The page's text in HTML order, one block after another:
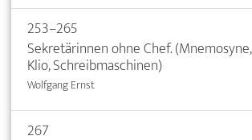
253–265
Sekretärinnen ohne Chef. (Mnemosyne,
Klio, Schreibmaschinen)
Wolfgang Ernst
267